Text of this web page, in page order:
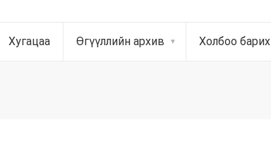
Хугацаа Өгүүллийн архив Холбоо барих